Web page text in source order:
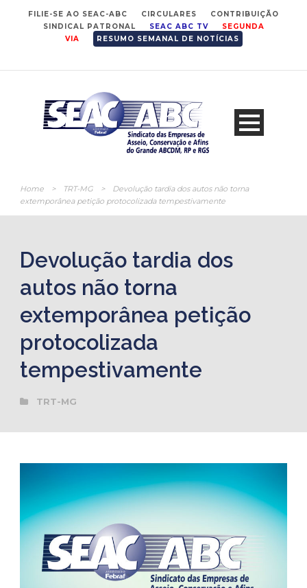
FILIE-SE AO SEAC-ABC CIRCULARES
CONTRIBUIÇÃO
SINDICAL PATRONAL
SEAC ABC TV
SEGUNDA
VIA
RESUMO SEMANAL DE NOTÍCIAS
Home > TRT-MG >
Devolução tardia dos autos não torna
extemporânea petição protocolizada tempestivamente
Devolução tardia dos
autos não torna
extemporânea petição
protocolizada
tempestivamente
TRT-MG